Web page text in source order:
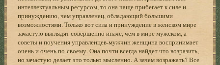
интеллектуальным ресурсом, то она чаще прибегает к силе и
принуждению, чем управленец, обладающий большими
возможностями. Только вот сила и принуждение в женском мире
зачастую выглядят совершенно иначе, чем в мире мужском, а
советы и поучения управленцев-мужчин женщина воспринимает
очень и очень по-своему. Она почти всегда найдет что возразить,
но зачастую делает это только мысленно. А зачем возражать? Все